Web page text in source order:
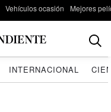
Vehículos ocasión Mejores
INTERNACIONAL